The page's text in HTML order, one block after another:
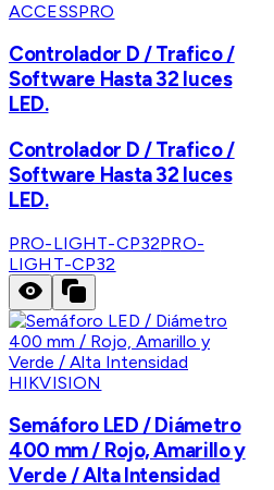
ACCESSPRO
Controlador D / Trafico /
Software Hasta 32 luces
LED.
Controlador D / Trafico /
Software Hasta 32 luces
LED.
PRO-LIGHT-CP32PRO-
LIGHT-CP32
HIKVISION
Semáforo LED / Diámetro
400 mm / Rojo, Amarillo y
Verde / Alta Intensidad